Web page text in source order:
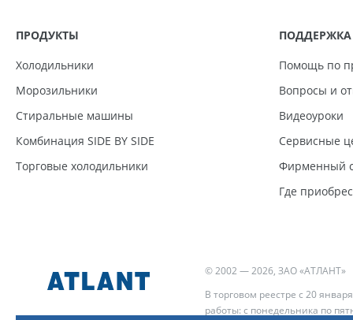
ПРОДУКТЫ
Холодильники
Морозильники
Стиральные машины
Комбинация SIDE BY SIDE
Торговые холодильники
ПОДДЕРЖКА
Помощь по
Вопросы и
Видеоуроки
Сервисные
Фирменный
Где
© 2002 — 2026, ЗАО «АТЛАНТ»
В торговом реестре с 20
работы: с понедельника по